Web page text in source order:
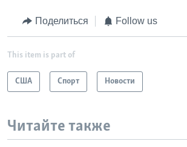
Поделиться Follow us
This item is part of
США Спорт Новости
Читайте также